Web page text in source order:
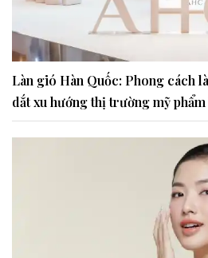
Làn gió Hàn Quốc: Phong cách
dắt xu hướng thị trường mỹ phẩm